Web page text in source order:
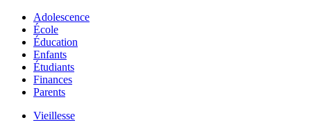
Adolescence
École
Éducation
Enfants
Étudiants
Finances
Parents
Vieillesse